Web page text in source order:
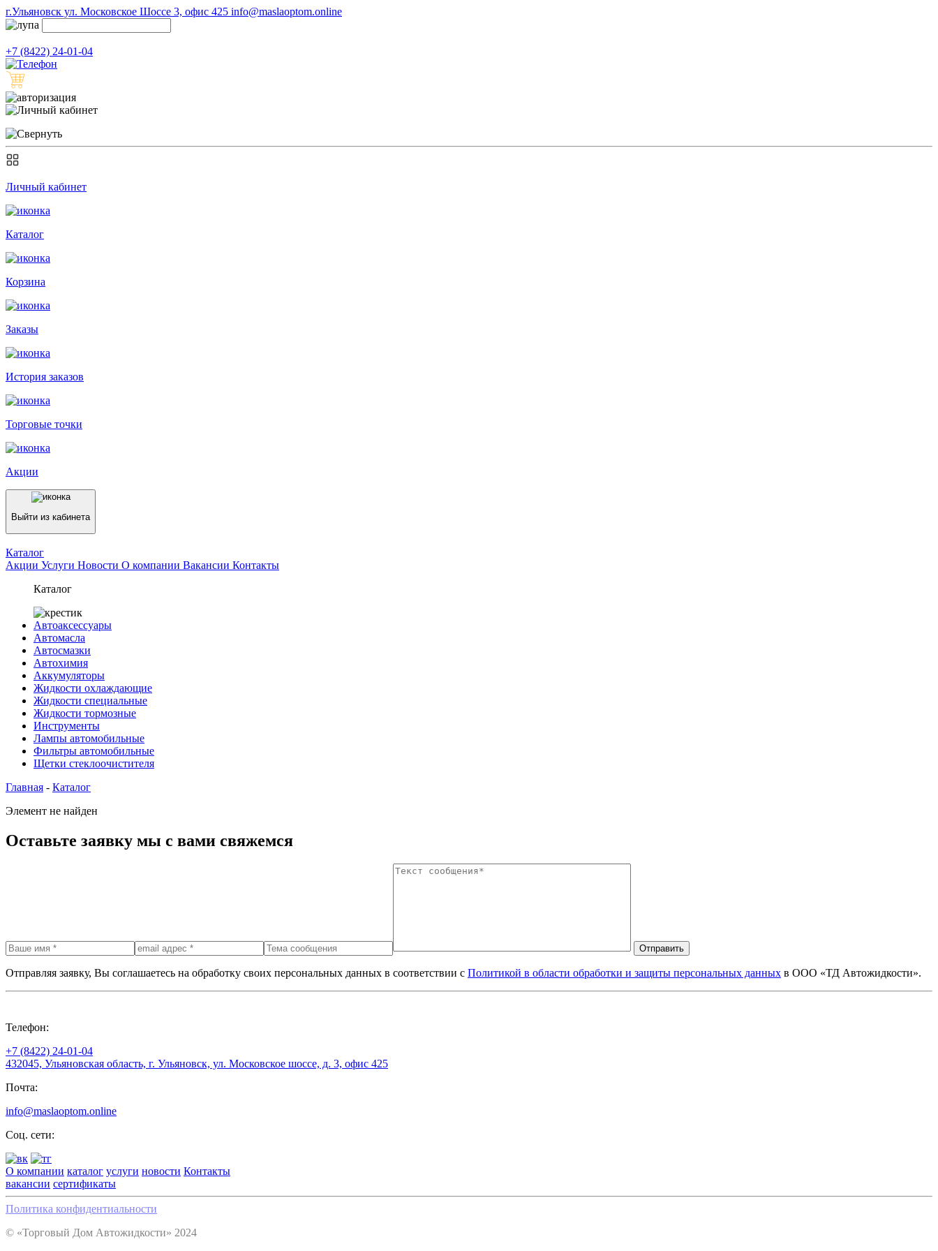
г.Ульяновск ул. Московское Шоссе 3, офис 425 info@maslaoptom.online
+7 (8422) 24-01-04
Личный кабинет
Каталог
Корзина
Заказы
История заказов
Торговые точки
Акции
Выйти из кабинета
Каталог
Акции Услуги Новости О компании Вакансии Контакты
Каталог
Автоаксессуары
Автомасла
Автосмазки
Автохимия
Аккумуляторы
Жидкости охлаждающие
Жидкости специальные
Жидкости тормозные
Инструменты
Лампы автомобильные
Фильтры автомобильные
Щетки стеклоочистителя
Главная - Каталог
Элемент не найден
Оставьте заявку мы с вами свяжемся
Отправить
Отправляя заявку, Вы соглашаетесь на обработку своих персональных данных в соответствии с Политикой в области обработки и защиты персональных данных в ООО «ТД Автожидкости».
Телефон:
+7 (8422) 24-01-04
432045, Ульяновская область, г. Ульяновск, ул. Московское шоссе, д. 3, офис 425
Почта:
info@maslaoptom.online
Соц. сети:
О компании каталог услуги новости Контакты
вакансии сертификаты
Политика конфидентиальности
© «Торговый Дом Автожидкости» 2024